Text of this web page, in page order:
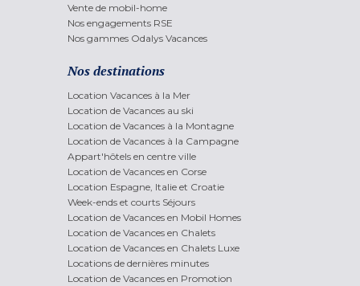
Vente de mobil-home
Nos engagements RSE
Nos gammes Odalys Vacances
Nos destinations
Location Vacances à la Mer
Location de Vacances au ski
Location de Vacances à la Montagne
Location de Vacances à la Campagne
Appart'hôtels en centre ville
Location de Vacances en Corse
Location Espagne, Italie et Croatie
Week-ends et courts Séjours
Location de Vacances en Mobil Homes
Location de Vacances en Chalets
Location de Vacances en Chalets Luxe
Locations de dernières minutes
Location de Vacances en Promotion